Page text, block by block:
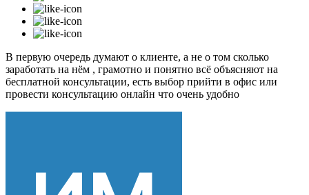
В первую очередь думают о клиенте, а не о том сколько
заработать на нём , грамотно и понятно всё объясняют на
бесплатной консультации, есть выбор прийти в офис или
провести консультацию онлайн что очень удобно